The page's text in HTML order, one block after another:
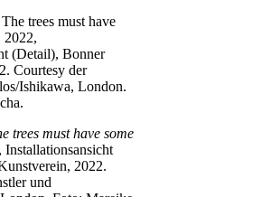
trees must have some
Installationsansicht
2022.
und